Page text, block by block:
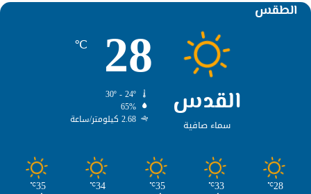
الطقس
القدس
سماء صافية
28
℃
65%
2.68 كيلومتر/ساعة
28
℃
33
℃
35
℃
34
℃
35
℃